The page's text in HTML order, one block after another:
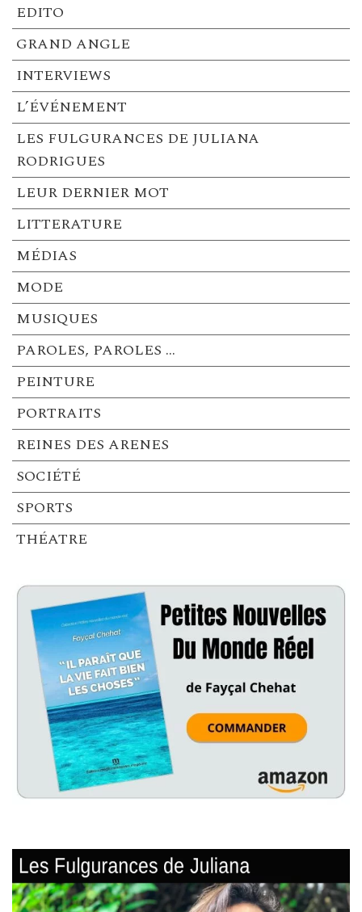
EDITO
GRAND ANGLE
INTERVIEWS
L’ÉVÉNEMENT
LES FULGURANCES DE JULIANA
RODRIGUES
LEUR DERNIER MOT
LITTERATURE
MÉDIAS
MODE
MUSIQUES
PAROLES, PAROLES …
PEINTURE
PORTRAITS
REINES DES ARENES
SOCIÉTÉ
SPORTS
THÉATRE